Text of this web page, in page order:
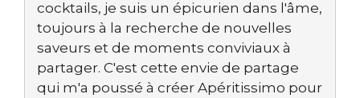
cocktails, je suis un épicurien dans l'âme,
toujours à la recherche de nouvelles
saveurs et de moments conviviaux à
partager. C'est cette envie de partage
qui m'a poussé à créer Apéritissimo pour